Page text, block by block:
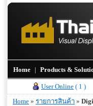
Home | Products &
User Online ( 1 )
Home » รายการสินค้า »